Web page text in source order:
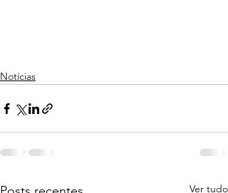
Notícias
Ver tudo